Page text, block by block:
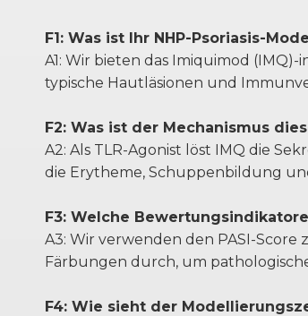
F1: Was ist Ihr NHP-Psoriasis-
A1: Wir bieten das Imiquimod
typische Hautläsionen und
F2: Was ist der Mechanismus
A2: Als TLR-Agonist löst IMQ die
die Erytheme, Schuppenbildung
F3: Welche
A3: Wir verwenden den PASI-
Färbungen durch, um
F4: Wie sieht der